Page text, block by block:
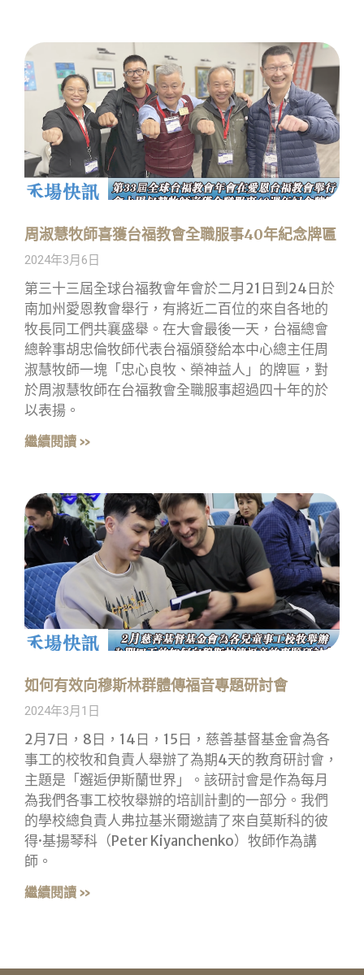
周淑慧牧師喜獲台福教會全職服事40年紀念牌匾
2024年3月6日
第三十三屆全球台福教會年會於二月21日到24日於
南加州愛恩教會舉行，有將近二百位的來自各地的
牧長同工們共襄盛舉。在大會最後一天，台福總會
總幹事胡忠倫牧師代表台福頒發給本中心總主任周
淑慧牧師一塊「忠心良牧、榮神益人」的牌匾，對
於周淑慧牧師在台福教會全職服事超過四十年的於
以表揚。
繼續閱讀 »
如何有效向穆斯林群體傳福音專題研討會
2024年3月1日
2月7日，8日，14日，15日，慈善基督基金會為各
事工的校牧和負責人舉辦了為期4天的教育研討會，
主題是「邂逅伊斯蘭世界」。該研討會是作為每月
為我們各事工校牧舉辦的培訓計劃的一部分。我們
的學校總負責人弗拉基米爾邀請了來自莫斯科的彼
得·基揚琴科（Peter Kiyanchenko）牧師作為講
師。
繼續閱讀 »